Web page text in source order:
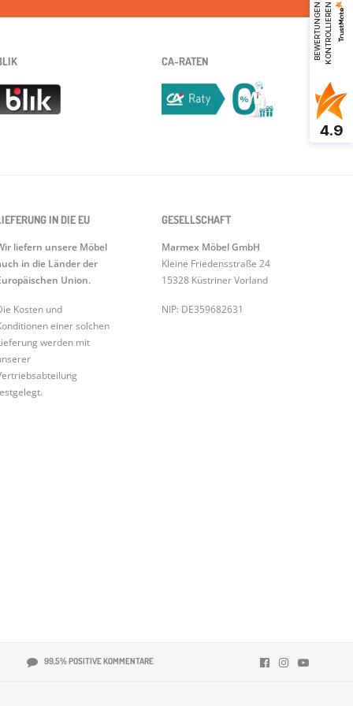
CA-RATEN
IN DIE EU
liefern unsere Möbel
in die Länder der
Union.
Kosten und
einer solchen
werden mit
GESELLSCHAFT
Marmex Möbel GmbH
Kleine Friedensstraße 24
15328 Küstriner Vorland
NIP: DE359682631
99,5% POSITIVE KOMMENTARE
B
E
W
E
R
T
U
N
G
E
N
K
O
N
T
R
O
L
L
I
E
R
EN
4.9